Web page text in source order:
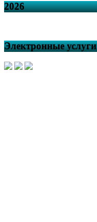
2026
Электронные услуги